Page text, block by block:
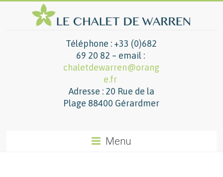
Téléphone : +33 (0)682
69 20 82 – email :
chaletdewarren@orang
e.fr
Adresse : 20 Rue de la
Plage 88400 Gérardmer
Menu